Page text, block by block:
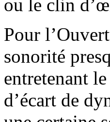
ou le clin
Pour
sonorité
entretenant
d’écart de